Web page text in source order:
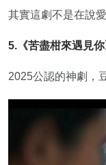
其實這劇不是在說
5.《苦盡柑來遇見你
2025公認的神劇，